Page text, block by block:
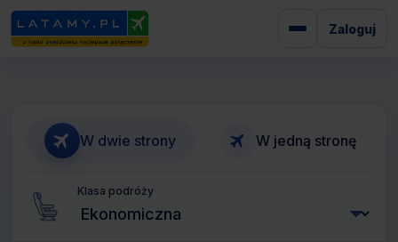
Zaloguj
W dwie strony W jedną stronę
Klasa podróży